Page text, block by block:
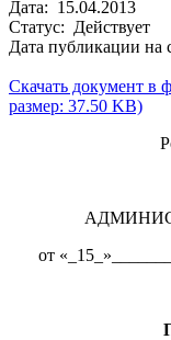
Дата: 15.04.2013
Статус: Действует
Дата публикации на
Скачать документ в
размер: 37.50 KB)
от